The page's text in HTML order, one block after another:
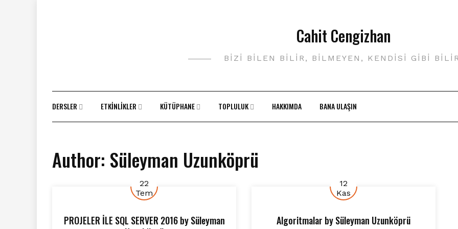
Cahit Cengizhan
BIZI BILEN BILIR, BILMEYEN, KENDISI GIBI
DERSLER ETKINLIKLER KÜTÜPHANE TOPLULUK HAKKIMDA BANA ULAŞIN
Author: Süleyman Uzunköprü
22
Tem
PROJELER İLE SQL SERVER 2016bySüleyman
12
Kas
Algoritmalar bySüleyman Uzunköprü